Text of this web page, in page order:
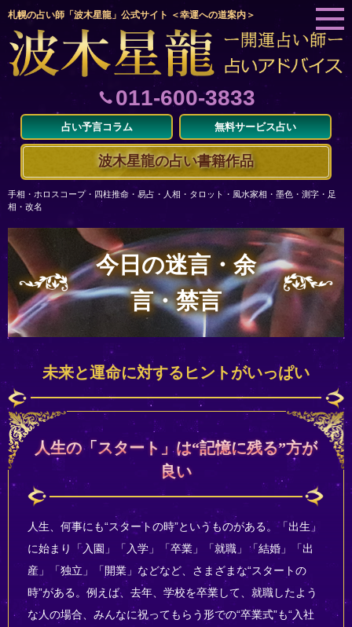
札幌の占い師「波木星龍」公式サイト ＜幸運への道案内＞
011-600-3833
占い予言コラム 無料サービス占い
波木星龍の占い書籍作品
手相・ホロスコープ・四柱推命・易占・人相・タロット・風水家相・墨色・測字・足
相・改名
今日の迷言・余
言・禁言
未来と運命に対するヒントがいっぱい
人生の「スタート」は“記憶に残る”方が
良い
人生、何事にも“スタートの時”というものがある。「出生」
に始まり「入園」「入学」「卒業」「就職」「結婚」「出
産」「独立」「開業」などなど、さまざまな“スタートの
時”がある。例えば、去年、学校を卒業して、就職したよう
な人の場合、みんなに祝ってもらう形での“卒業式”も“入社